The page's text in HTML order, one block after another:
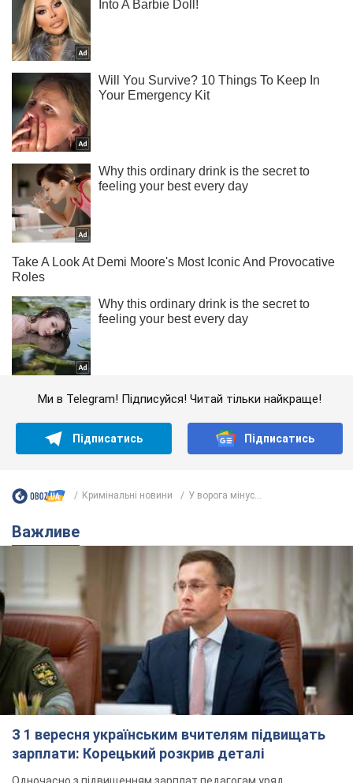
Ми в Telegram! Підписуйся! Читай тільки найкраще!
Підписатись Підписатись
Кримінальні новини У ворога мінус...
Важливе
З 1 вересня українським вчителям підвищать
зарплати: Корецький розкрив деталі